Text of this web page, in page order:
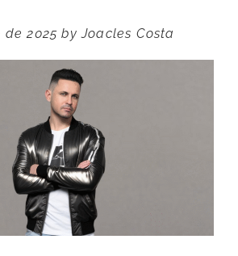
de 2025 byJoacles Costa